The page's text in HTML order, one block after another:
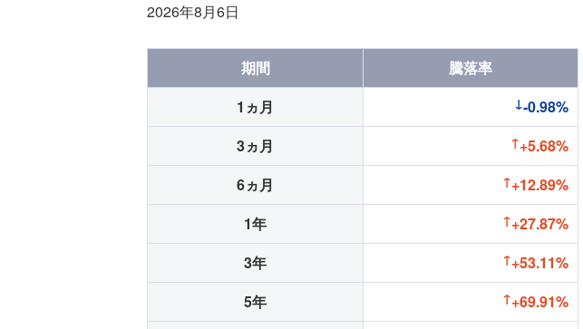
2026年8月6日
期間
騰落率
1ヵ月
-0.98%
3ヵ月
+5.68%
6ヵ月
+12.89%
1年
+27.87%
3年
+53.11%
5年
+69.91%